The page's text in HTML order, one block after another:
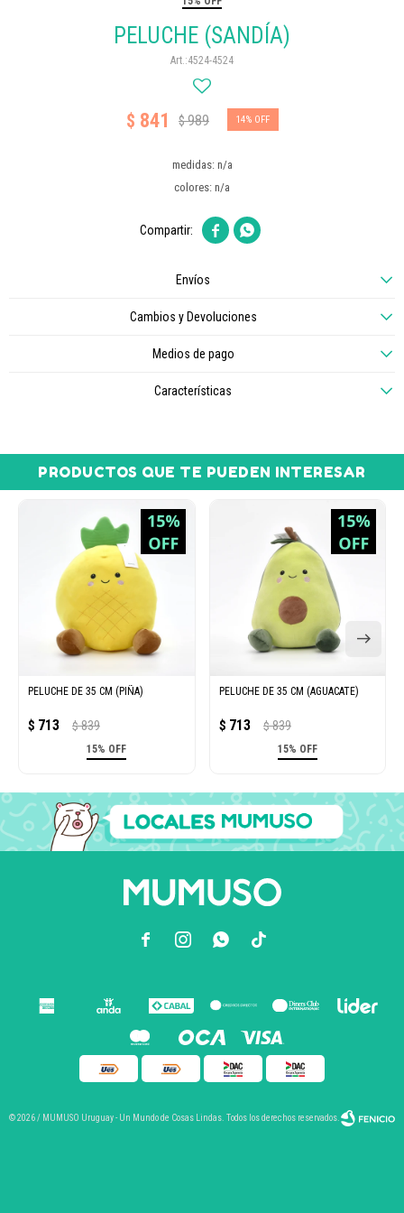
PELUCHE (SANDÍA)
4524-4524
$ 841 $989 14
medidas: n/a
colores: n/a
 
Envíos
Cambios y Devoluciones
Medios de pago
Características
PRODUCTOS QUE TE PUEDEN INTERESAR
PELUCHE DE 35 CM (PIÑA)
$ 713 $ 839
15% OFF
PELUCHE DE 35 CM (AGUACATE)
$ 713 $ 839
15% OFF
  
© 2026 / MUMUSO Uruguay - Un Mundo de Cosas Lindas. Todos los derechos reservados.